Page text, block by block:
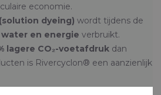
economie.
dyeing) wordt tijdens de
en energie verbruikt.
lagere CO₂-voetafdruk dan
is Rivercyclon® een aanzienlijk